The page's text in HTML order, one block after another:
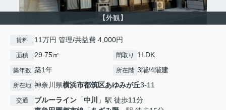
【外観】
賃料 11万円 管理/共益費 4,000円
面積 29.75㎡ 間取り 1LDK
築年数 築1年 所在階 3階/4階建
所在地 神奈川県横浜市都筑区あゆみが丘3-11
交通 ブルーライン 「中川
」駅 徒歩11分